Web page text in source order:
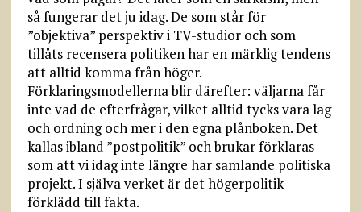
så fungerar det ju idag. De som står för
”objektiva” perspektiv i TV-studior och som
tillåts recensera politiken har en märklig tendens
att alltid komma från höger.
Förklaringsmodellerna blir därefter: väljarna får
inte vad de efterfrågar, vilket alltid tycks vara lag
och ordning och mer i den egna plånboken. Det
kallas ibland ”postpolitik” och brukar förklaras
som att vi idag inte längre har samlande politiska
projekt. I själva verket är det högerpolitik
förklädd till fakta.